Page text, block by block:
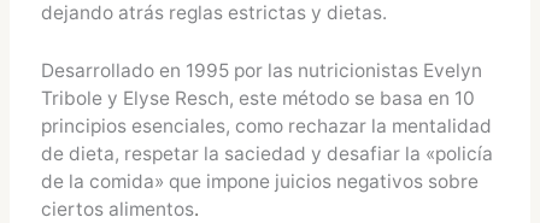
dejando atrás reglas estrictas y dietas.
Desarrollado en 1995 por las nutricionistas Evelyn
Tribole y Elyse Resch, este método se basa en 10
principios esenciales, como rechazar la mentalidad
de dieta, respetar la saciedad y desafiar la «policía
de la comida» que impone juicios negativos sobre
ciertos alimentos.